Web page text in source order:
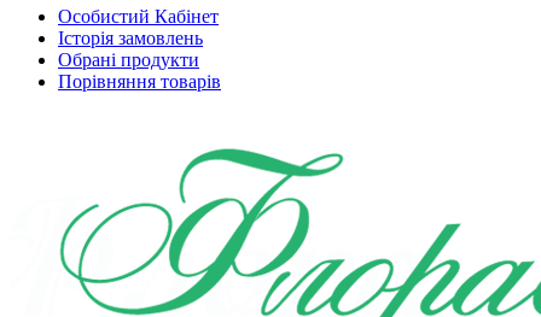
Особистий Кабінет
Історія замовлень
Обрані продукти
Порівняння товарів